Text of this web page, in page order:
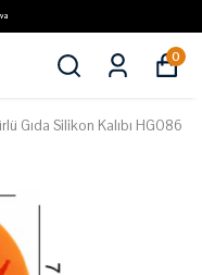
0
Gıda Silikon Kalıbı HG086